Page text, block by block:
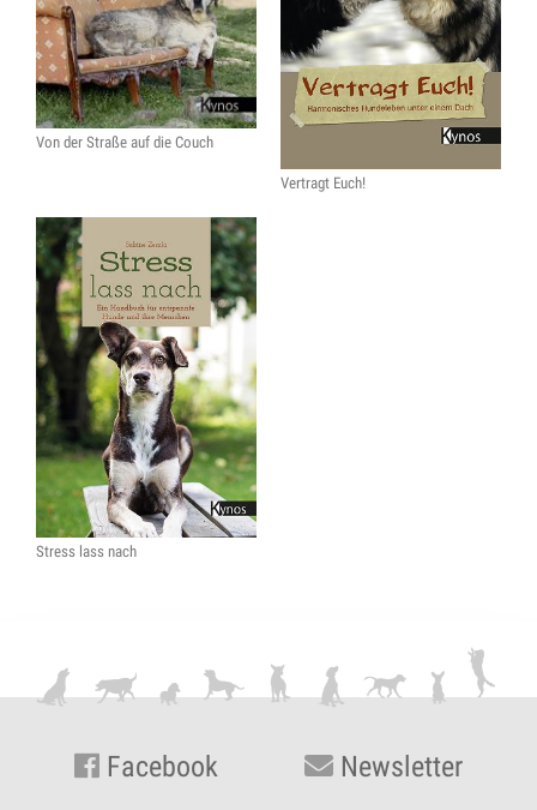
Von der Straße auf die Couch
Vertragt Euch!
Stress lass nach
Facebook Newsletter